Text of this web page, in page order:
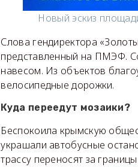
Новый эскиз
Слова гендиректора
представленный на ПМЭФ.
навесом. Из объектов
велосипедные дорожки.
Куда переедут мозаики?
Беспокоила крымскую
украшали автобусные
трассу переносят за